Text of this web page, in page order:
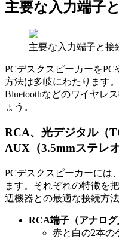
主要な入力端子
主要な入力端子と接
PCデスクスピーカーを
方法は多岐にわたります
Bluetoothなどのワイヤレ
ょう。
RCA、光デジタル（
AUX（3.5mmステレオ
PCデスクスピーカーには
ます。それぞれの特徴を
辺機器との最適な接続方
RCA端子（アナログ
赤と白の2本の